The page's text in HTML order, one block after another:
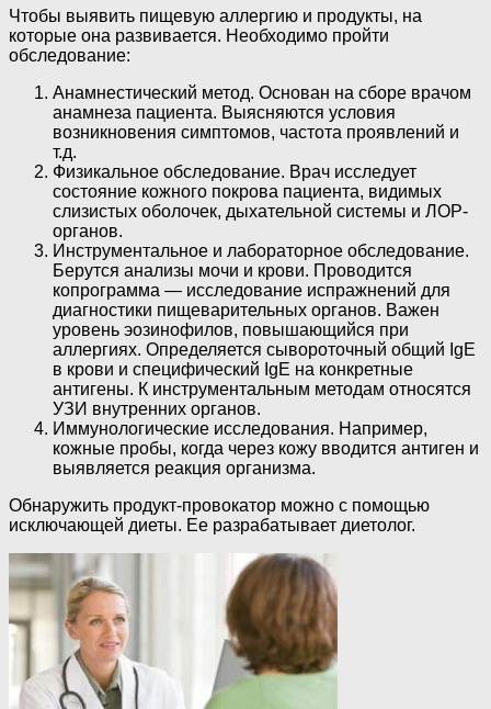
Чтобы выявить пищевую аллергию и продукты, на
которые она развивается. Необходимо пройти
обследование:
Анамнестический метод. Основан на сборе врачом
анамнеза пациента. Выясняются условия
возникновения симптомов, частота проявлений и
т.д.
Физикальное обследование. Врач исследует
состояние кожного покрова пациента, видимых
слизистых оболочек, дыхательной системы и ЛОР-
органов.
Инструментальное и лабораторное обследование.
Берутся анализы мочи и крови. Проводится
копрограмма — исследование испражнений для
диагностики пищеварительных органов. Важен
уровень эозинофилов, повышающийся при
аллергиях. Определяется сывороточный общий IgE
в крови и специфический IgE на конкретные
антигены. К инструментальным методам относятся
УЗИ внутренних органов.
Иммунологические исследования. Например,
кожные пробы, когда через кожу вводится антиген и
выявляется реакция организма.
Обнаружить продукт-провокатор можно с помощью
исключающей диеты. Ее разрабатывает диетолог.